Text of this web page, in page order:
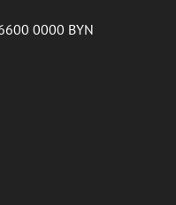
0000 BYN